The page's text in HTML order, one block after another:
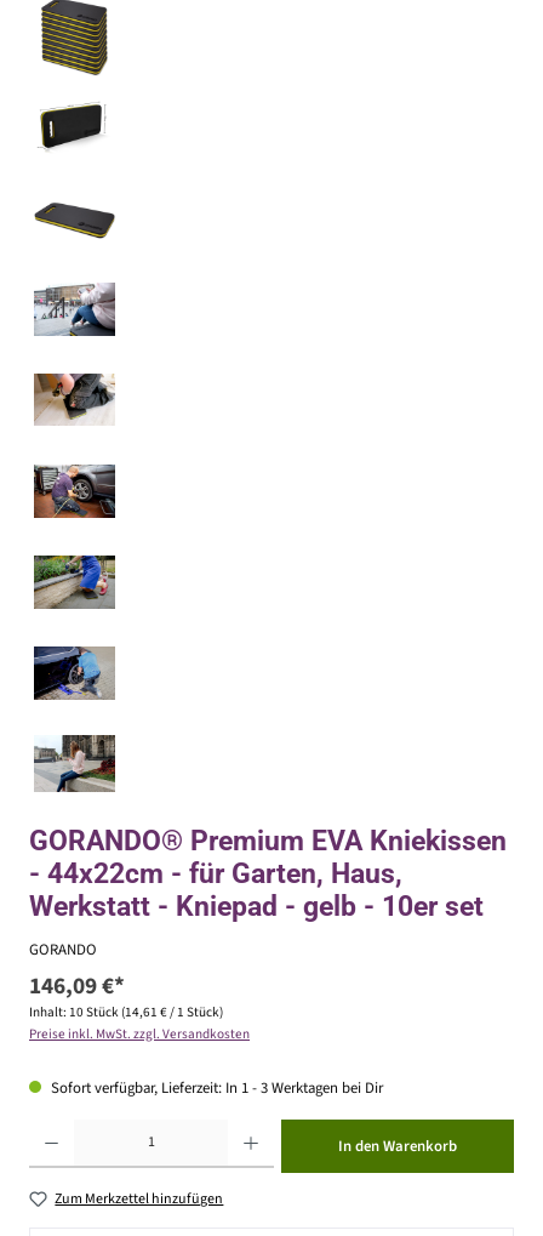
GORANDO® Premium EVA Kniekissen
- 44x22cm - für Garten, Haus,
Werkstatt - Kniepad - gelb - 10er set
GORANDO
146,09 €*
Inhalt: 10 Stück (14,61 € / 1 Stück)
Preise inkl. MwSt. zzgl. Versandkosten
Sofort verfügbar, Lieferzeit: In 1 - 3 Werktagen bei Dir
In den Warenkorb
Zum Merkzettel hinzufügen